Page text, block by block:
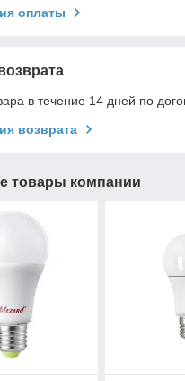
оплаты
в течение 14 дней по
возврата
товары компании